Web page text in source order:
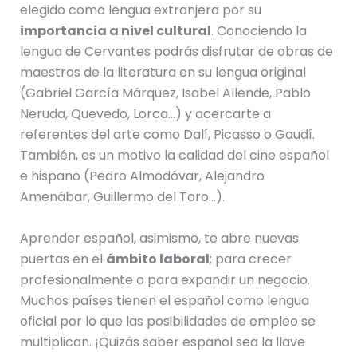
elegido como lengua extranjera por su
importancia a nivel cultural. Conociendo la
lengua de Cervantes podrás disfrutar de obras de
maestros de la literatura en su lengua original
(Gabriel García Márquez, Isabel Allende, Pablo
Neruda, Quevedo, Lorca…) y acercarte a
referentes del arte como Dalí, Picasso o Gaudí.
También, es un motivo la calidad del cine español
e hispano (Pedro Almodóvar, Alejandro
Amenábar, Guillermo del Toro…).
Aprender español, asimismo, te abre nuevas
puertas en el ámbito laboral; para crecer
profesionalmente o para expandir un negocio.
Muchos países tienen el español como lengua
oficial por lo que las posibilidades de empleo se
multiplican. ¡Quizás saber español sea la llave